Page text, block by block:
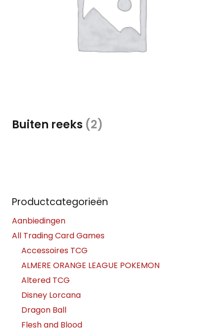
Buiten reeks (2)
Productcategorieën
Aanbiedingen
All Trading Card Games
Accessoires TCG
ALMERE ORANGE LEAGUE POKEMON
Altered TCG
Disney Lorcana
Dragon Ball
Flesh and Blood